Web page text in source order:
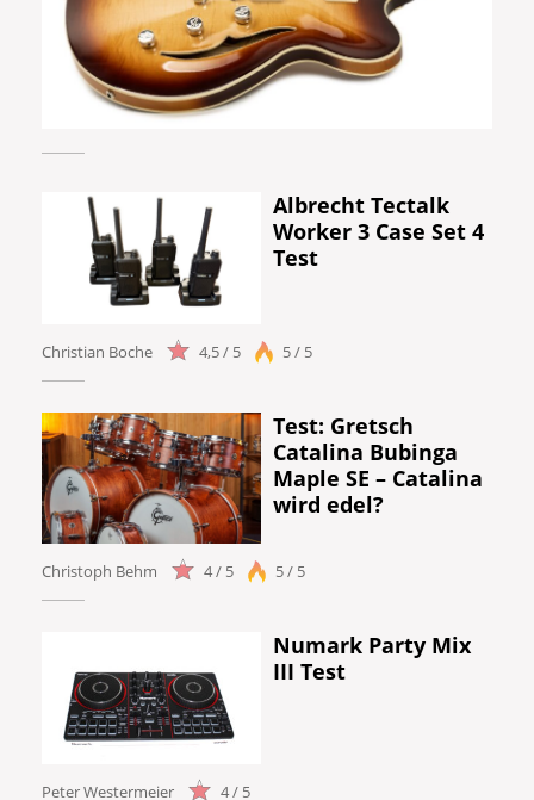
Albrecht Tectalk
Worker 3 Case Set 4
Test
Christian Boche 4,5 / 5 5 / 5
Test: Gretsch
Catalina Bubinga
Maple SE – Catalina
wird edel?
Christoph Behm 4 / 5 5 / 5
Numark Party Mix
III Test
Peter Westermeier 4 / 5